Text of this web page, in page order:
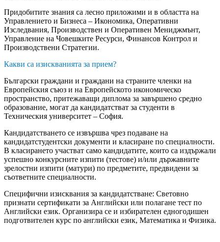
Придобитите знания са лесно приложими и в областта на
Управлението и Бизнеса – Икономика, Оперативни
Изследвания, Производствен и Оперативен Мениджмънт,
Управление на Човешките Ресурси, Финансов Контрол и
Производствени Стратегии.
Какви са изискванията за прием?
Български граждани и граждани на страните членки на
Европейския съюз и на Европейското икономическо
пространство, притежаващи диплома за завършено средно
образование, могат да кандидатстват за студенти в
Техническия университет – София.
Кандидатстването се извършва чрез подаване на
кандидатстудентски документи и класиране по специалности.
В класирането участват само кандидатите, които са издържали
успешно конкурсните изпити (тестове) и/или държавните
зрелостни изпити (матури) по предметите, предвидени за
съответните специалности.
Специфични изисквания за кандидатстване: Световно
признати сертификати за Английски или полагане тест по
Английски език. Организира се и избирателен едногодишен
подготвителен курс по английски език, Математика и Физика.